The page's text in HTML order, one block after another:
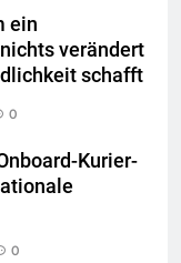
ein
verändert
schafft
0
Kurier-
0